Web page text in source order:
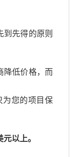
到先得的原则
降低价格，而
为您的项目保
以上。